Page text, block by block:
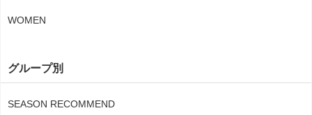
WOMEN
グループ別
SEASON RECOMMEND